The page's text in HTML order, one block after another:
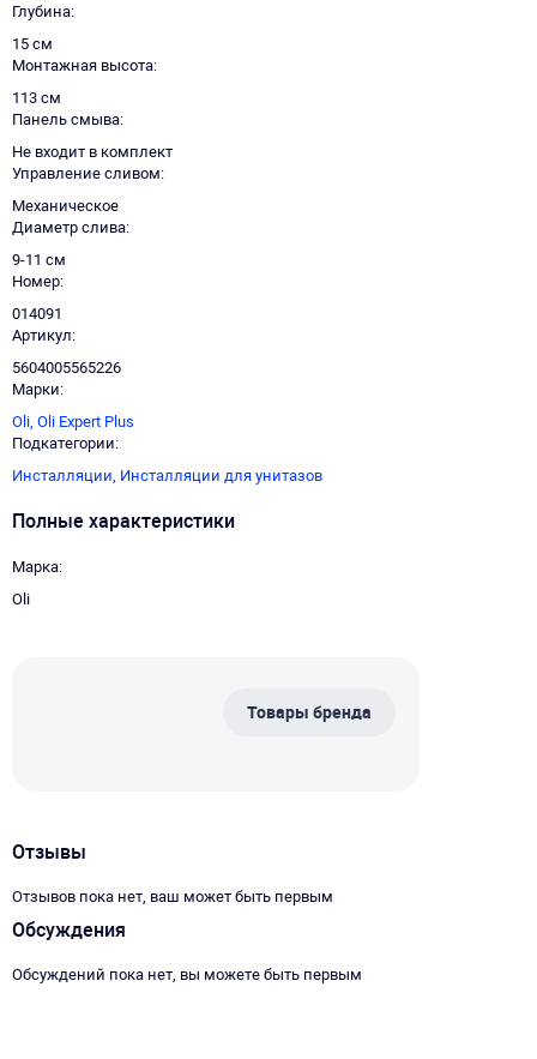
Глубина
15 см
Монтажная высота
113 см
Панель смыва
Не входит в комплект
Управление сливом
Механическое
Диаметр слива
9-11 см
Номер
014091
Артикул
5604005565226
Марки
Oli, Oli Expert Plus
Подкатегории
Инсталляции, Инсталляции для унитазов
Полные характеристики
Марка
Oli
Товары бренда
Отзывы
Отзывов пока нет, ваш может быть первым
Обсуждения
Обсуждений пока нет, вы можете быть первым